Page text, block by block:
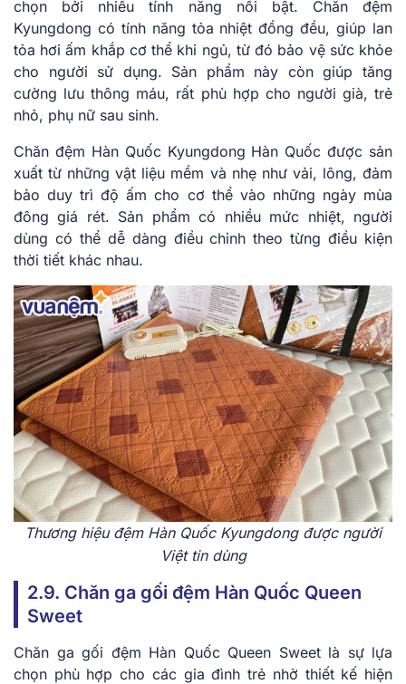
chọn bởi nhiều tính năng nổi bật. Chăn đệm
Kyungdong có tính năng tỏa nhiệt đồng đều, giúp lan
tỏa hơi ấm khắp cơ thể khi ngủ, từ đó bảo vệ sức khỏe
cho người sử dụng. Sản phẩm này còn giúp tăng
cường lưu thông máu, rất phù hợp cho người già, trẻ
nhỏ, phụ nữ sau sinh.
Chăn đệm Hàn Quốc Kyungdong Hàn Quốc được sản
xuất từ những vật liệu mềm và nhẹ như vải, lông, đảm
bảo duy trì độ ấm cho cơ thể vào những ngày mùa
đông giá rét. Sản phẩm có nhiều mức nhiệt, người
dùng có thể dễ dàng điều chỉnh theo từng điều kiện
thời tiết khác nhau.
Thương hiệu đệm Hàn Quốc Kyungdong được người
Việt tin dùng
2.9. Chăn ga gối đệm Hàn Quốc Queen
Sweet
Chăn ga gối đệm Hàn Quốc Queen Sweet là sự lựa
chọn phù hợp cho các gia đình trẻ nhờ thiết kế hiện